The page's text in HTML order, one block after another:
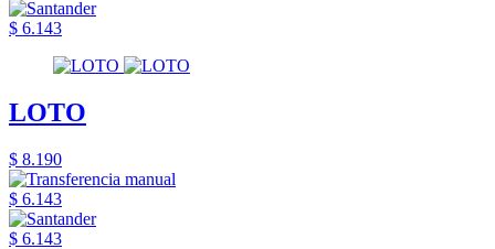
$ 6.143
LOTO
$ 8.190
$ 6.143
$ 6.143